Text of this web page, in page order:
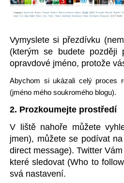
Vymyslete si přezdívku
(kterým se budete později
opravdové jméno, protože
Abychom si ukázali celý proces
(jméno mého soukromého blogu).
2. Prozkoumejte prostředí
V liště nahoře můžete
jmen), můžete se podívat
direct message). Twitter
které sledovat (Who to
svá nastavení.